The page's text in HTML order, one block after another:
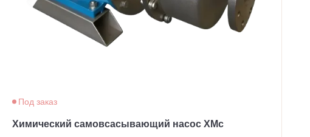
Под заказ
Химический самовсасывающий насос ХМс